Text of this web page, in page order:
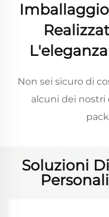
Non sei sicuro di
alcuni dei nostri
Soluzioni